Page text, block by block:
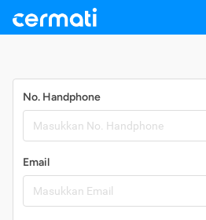
No. Handphone
Email